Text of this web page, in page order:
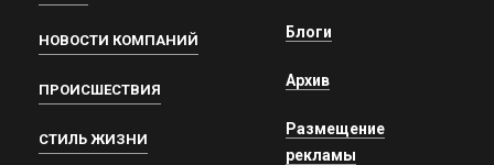
НОВОСТИ КОМПАНИЙ
ПРОИСШЕСТВИЯ
СТИЛЬ ЖИЗНИ
Блоги
Архив
Размещение
рекламы